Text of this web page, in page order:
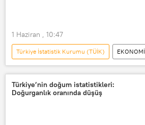
1 Haziran , 10:47
Türkiye İstatistik Kurumu (TÜİK)
EKONOMİ
Türkiye
ABD
Türkiye’nin doğum istatistikleri:
Doğurganlık oranında düşüş